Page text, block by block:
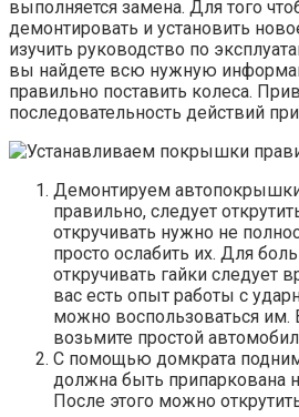
выполняется замена. Для того
демонтировать и установить
изучить руководство по
вы найдете всю нужную
правильно поставить колеса.
последовательность действий
Демонтируем
правильно, следует
откручивать нужно не
просто ослабить их. Для
откручивать гайки следует
вас есть опыт работы с
можно воспользоваться им.
возьмите простой
С помощью домкрата
должна быть припаркована
После этого можно